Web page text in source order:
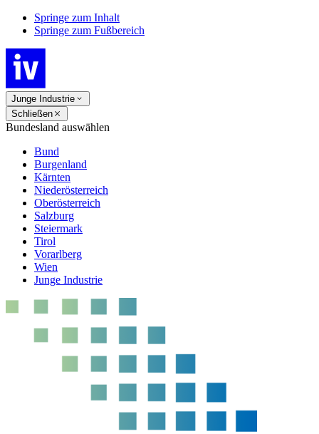
Springe zum Inhalt
Springe zum Fußbereich
Junge Industrie
Schließen
Bundesland auswählen
Bund
Burgenland
Kärnten
Niederösterreich
Oberösterreich
Salzburg
Steiermark
Tirol
Vorarlberg
Wien
Junge Industrie